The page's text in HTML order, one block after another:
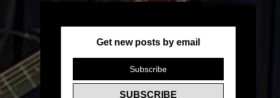
Get new posts by email